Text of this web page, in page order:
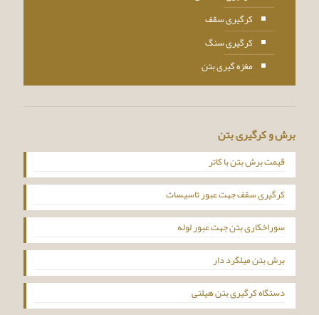
کرگیری سقف
کرگیری سنگ
مغزه گیری بتن
برش و کرگیری بتن
قیمت برش بتن با کاتر
کرگیری سقف جهت عبور تاسیسات
سوراخکاری بتن جهت عبور لوله
برش بتن میلگرد دار
دستگاه کرگیری بتن هیلتی